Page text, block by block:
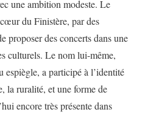
une ambition modeste. Le
du Finistère, par des
proposer des concerts dans une
culturels. Le nom lui-même,
espiègle, a participé à l’identité
la ruralité, et une forme de
encore très présente dans